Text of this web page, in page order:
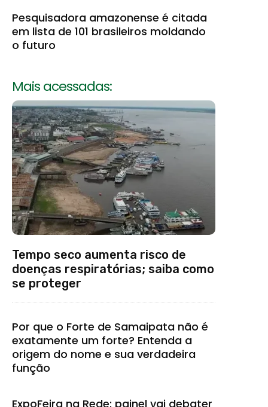
Pesquisadora amazonense é citada
em lista de 101 brasileiros moldando
o futuro
Mais acessadas:
Tempo seco aumenta risco de
doenças respiratórias; saiba como
se proteger
Por que o Forte de Samaipata não é
exatamente um forte? Entenda a
origem do nome e sua verdadeira
função
ExpoFeira na Rede: painel vai debater